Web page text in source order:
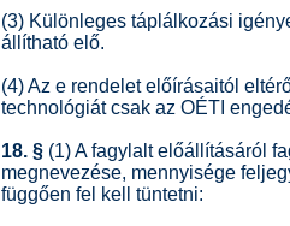
(3) Különleges táplálkozási
állítható elő.
(4) Az e rendelet előírásaitól
technológiát csak az OÉTI
18. § (1) A fagylalt előállításáról
megnevezése, mennyisége
függően fel kell tüntetni: